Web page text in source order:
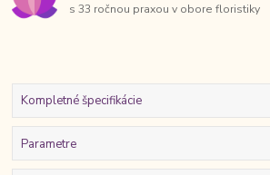
s 33 ročnou praxou v obore floristiky
Kompletné špecifikácie
Parametre